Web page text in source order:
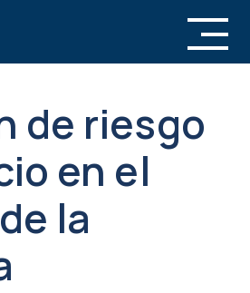
de riesgo
en el
la